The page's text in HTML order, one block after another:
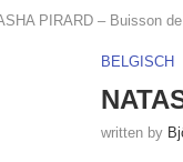
PIRARD – Buisson
BELGISCH
written by